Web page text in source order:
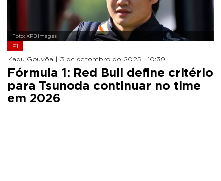
Foto: XPB Images
F1
Kadu Gouvêa | 3 de setembro de 2025 - 10:39
Fórmula 1: Red Bull define critério
para Tsunoda continuar no time
em 2026